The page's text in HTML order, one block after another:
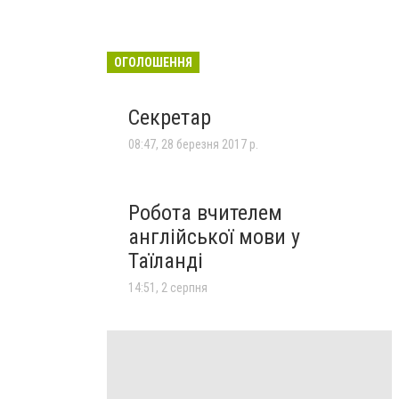
ОГОЛОШЕННЯ
Секретар
08:47, 28 березня 2017 р.
Робота вчителем
англійської мови у
Таїланді
14:51, 2 серпня